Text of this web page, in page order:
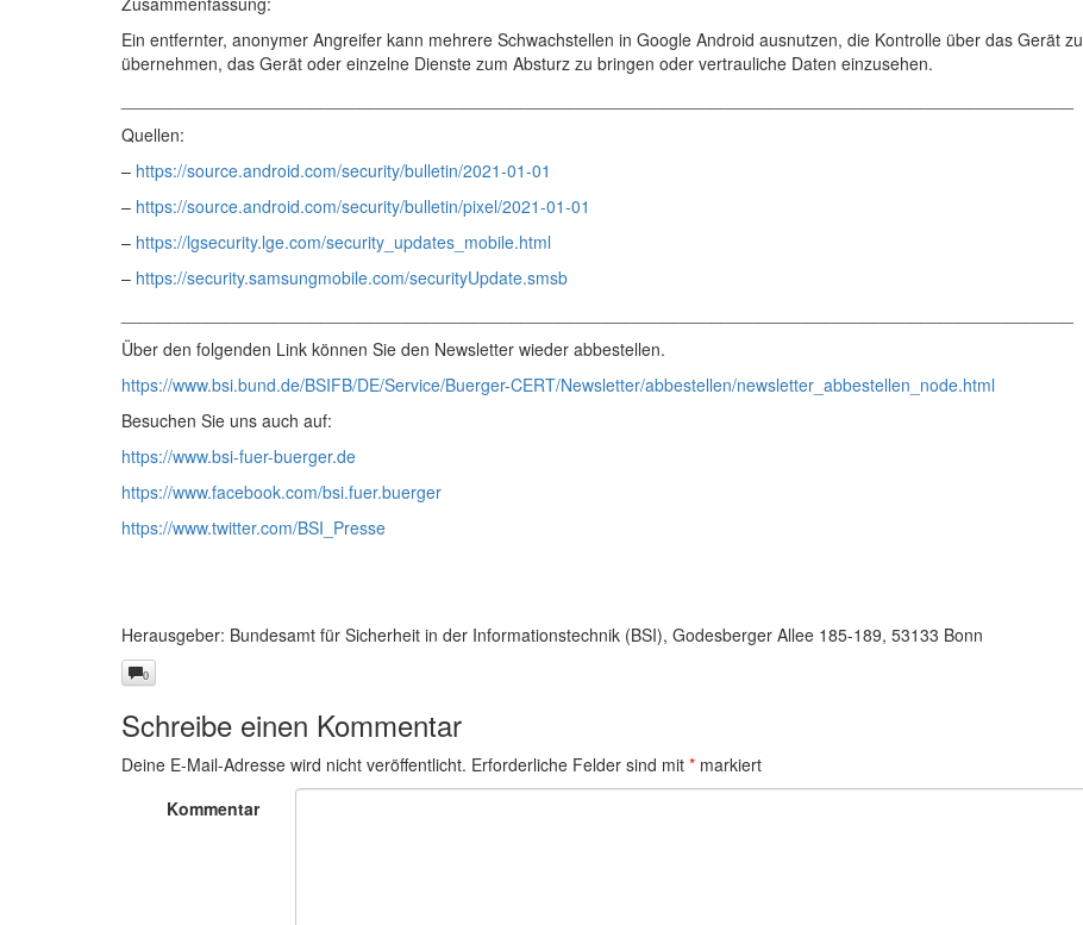
Ein entfernter, anonymer Angreifer kann mehrere Schwachstellen in Google Android ausnutzen, die Kontrolle über das Gerät zu
übernehmen, das Gerät oder einzelne Dienste zum Absturz zu bringen oder vertrauliche Daten einzusehen.
Quellen:
– https://source.android.com/security/bulletin/2021-01-01
– https://source.android.com/security/bulletin/pixel/2021-01-01
– https://lgsecurity.lge.com/security_updates_mobile.html
– https://security.samsungmobile.com/securityUpdate.smsb
Über den folgenden Link können Sie den Newsletter wieder abbestellen.
https://www.bsi.bund.de/BSIFB/DE/Service/Buerger-CERT/Newsletter/abbestellen/newsletter_abbestellen_node.html
Besuchen Sie uns auch auf:
https://www.bsi-fuer-buerger.de
https://www.facebook.com/bsi.fuer.buerger
https://www.twitter.com/BSI_Presse
Herausgeber: Bundesamt für Sicherheit in der Informationstechnik (BSI), Godesberger Allee 185-189, 53133 Bonn
0
Schreibe einen Kommentar
Deine E-Mail-Adresse wird nicht veröffentlicht. Erforderliche Felder sind mit * markiert
Kommentar